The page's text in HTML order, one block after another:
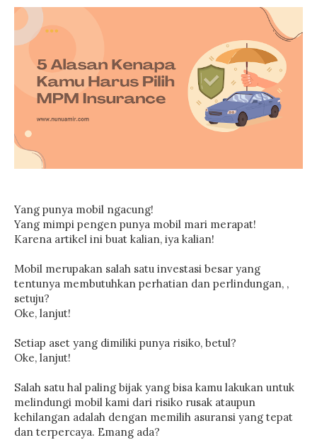
Yang punya mobil ngacung!
Yang mimpi pengen punya mobil mari merapat!
Karena artikel ini buat kalian, iya kalian!
Mobil merupakan salah satu investasi besar yang
tentunya membutuhkan perhatian dan perlindungan, ,
setuju?
Oke, lanjut!
Setiap aset yang dimiliki punya risiko, betul?
Oke, lanjut!
Salah satu hal paling bijak yang bisa kamu lakukan untuk
melindungi mobil kami dari risiko rusak ataupun
kehilangan adalah dengan memilih asuransi yang tepat
dan terpercaya. Emang ada?